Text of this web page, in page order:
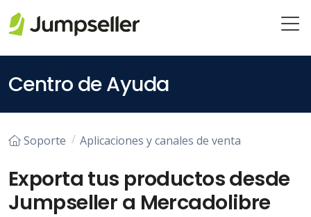
Centro de Ayuda
Soporte Aplicaciones y canales de venta
Exporta tus productos desde
Jumpseller a Mercadolibre